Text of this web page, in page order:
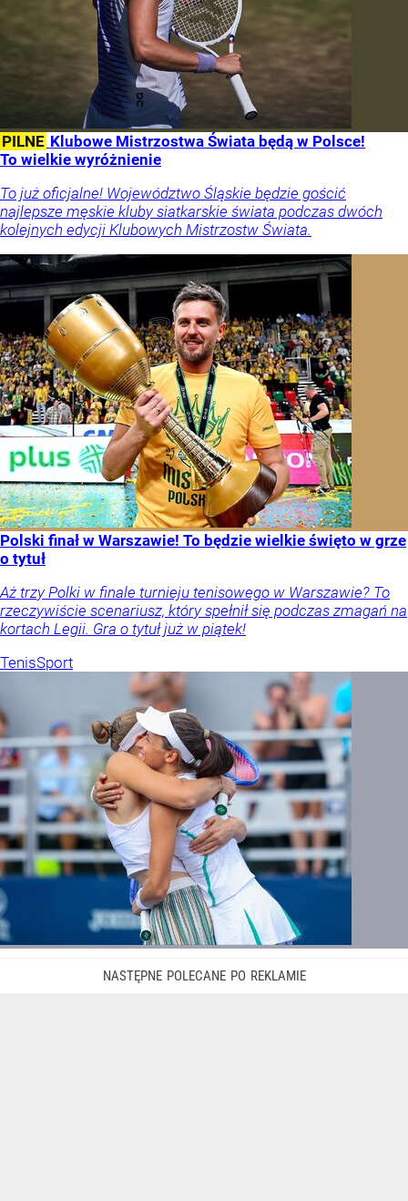
PILNE Klubowe Mistrzostwa Świata będą w Polsce!
To wielkie wyróżnienie
To już oficjalne! Województwo Śląskie będzie gościć
najlepsze męskie kluby siatkarskie świata podczas dwóch
kolejnych edycji Klubowych Mistrzostw Świata.
Polski finał w Warszawie! To będzie wielkie święto w grze
o tytuł
Aż trzy Polki w finale turnieju tenisowego w Warszawie? To
rzeczywiście scenariusz, który spełnił się podczas zmagań na
kortach Legii. Gra o tytuł już w piątek!
TenisSport